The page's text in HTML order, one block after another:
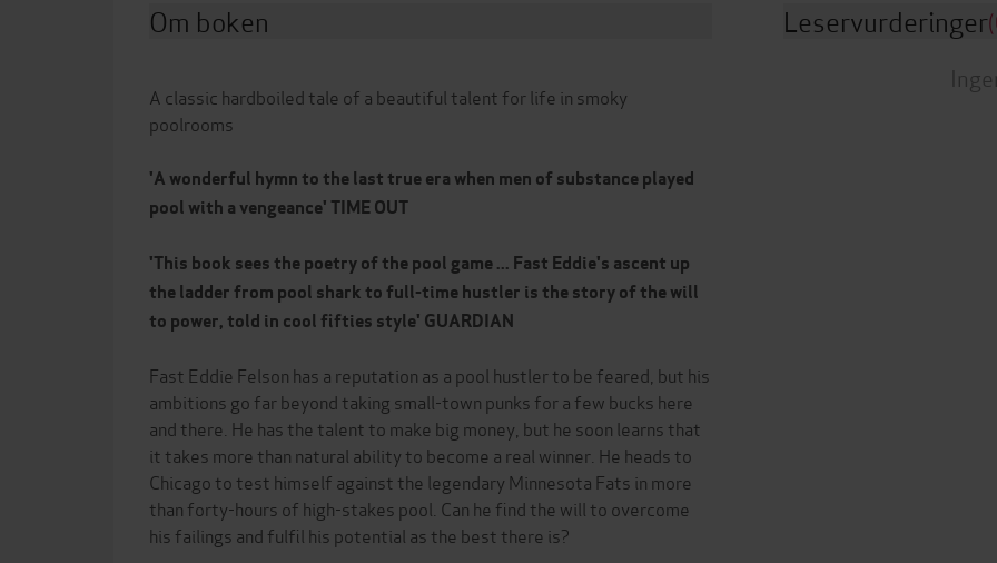
Om boken
A classic hardboiled tale of a beautiful talent for life in smoky
poolrooms
'A wonderful hymn to the last true era when men of substance played
pool with a vengeance' TIME OUT
'This book sees the poetry of the pool game ... Fast Eddie's ascent up
the ladder from pool shark to full-time hustler is the story of the will
to power, told in cool fifties style' GUARDIAN
Fast Eddie Felson has a reputation as a pool hustler to be feared, but his
ambitions go far beyond taking small-town punks for a few bucks here
and there. He has the talent to make big money, but he soon learns that
it takes more than natural ability to become a real winner. He heads to
Chicago to test himself against the legendary Minnesota Fats in more
than forty-hours of high-stakes pool. Can he find the will to overcome
his failings and fulfil his potential as the best there is?
Leservurderinger